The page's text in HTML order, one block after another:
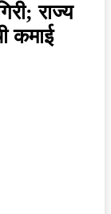
राज्य
कमाई